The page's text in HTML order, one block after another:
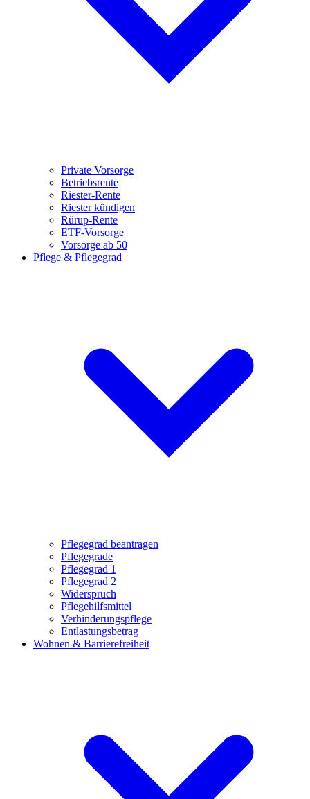
Private Vorsorge
Betriebsrente
Riester-Rente
Riester kündigen
Rürup-Rente
ETF-Vorsorge
Vorsorge ab 50
Pflege & Pflegegrad
Pflegegrad beantragen
Pflegegrade
Pflegegrad 1
Pflegegrad 2
Widerspruch
Pflegehilfsmittel
Verhinderungspflege
Entlastungsbetrag
Wohnen & Barrierefreiheit